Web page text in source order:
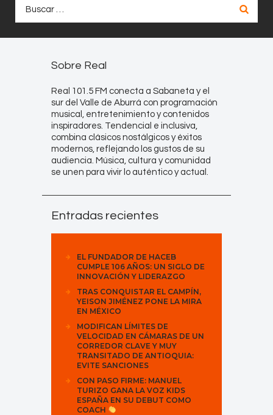
Sobre Real
Real 101.5 FM conecta a Sabaneta y el
sur del Valle de Aburrá con programación
musical, entretenimiento y contenidos
inspiradores. Tendencial e inclusiva,
combina clásicos nostálgicos y éxitos
modernos, reflejando los gustos de su
audiencia. Música, cultura y comunidad
se unen para vivir lo auténtico y actual.
Entradas recientes
EL FUNDADOR DE HACEB
CUMPLE 106 AÑOS: UN SIGLO DE
INNOVACIÓN Y LIDERAZGO
TRAS CONQUISTAR EL CAMPÍN,
YEISON JIMÉNEZ PONE LA MIRA
EN MÉXICO
MODIFICAN LÍMITES DE
VELOCIDAD EN CÁMARAS DE UN
CORREDOR CLAVE Y MUY
TRANSITADO DE ANTIOQUIA:
EVITE SANCIONES
CON PASO FIRME: MANUEL
TURIZO GANA LA VOZ KIDS
ESPAÑA EN SU DEBUT COMO
COACH